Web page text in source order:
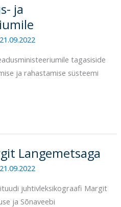
ja
21.09.2022
tagasiside
ja rahastamise süsteemi
Langemetsaga
21.09.2022
juhtivleksikograafi Margit
ja Sõnaveebi